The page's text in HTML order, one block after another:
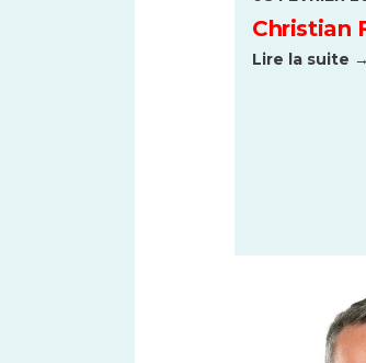
Christian
Lire la suite →